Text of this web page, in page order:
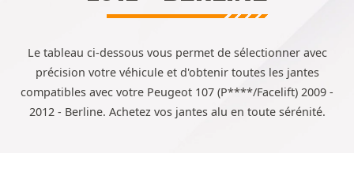
Le tableau ci-dessous vous permet de sélectionner avec
précision votre véhicule et d'obtenir toutes les jantes
compatibles avec votre Peugeot 107 (P****/Facelift) 2009 -
2012 - Berline. Achetez vos jantes alu en toute sérénité.